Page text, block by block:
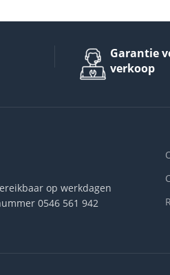
Garantie
verkoop
op werkdagen
0546 561 942